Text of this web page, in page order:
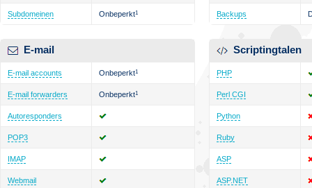
Subdomeinen Onbeperkt1
E-mail
E-mail accounts Onbeperkt1
E-mail forwarders Onbeperkt1
Autoresponders
POP3
IMAP
Webmail
Backups
Scriptingtalen
PHP
Perl CGI
Python
Ruby
ASP
ASP.NET